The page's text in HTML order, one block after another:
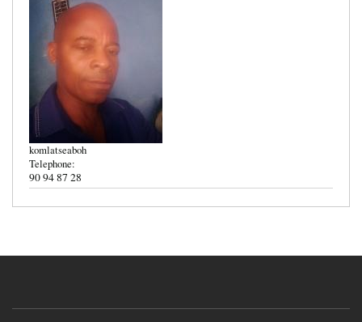
komlatseaboh
Telephone:
90 94 87 28